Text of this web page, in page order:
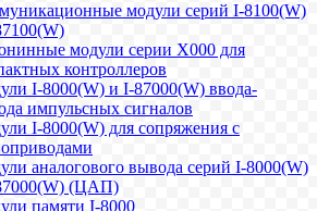
модули серий I-8100(W)
модули серии X000 для
контроллеров
I-8000(W) и I-87000(W) ввода-
импульсных сигналов
I-8000(W) для сопряжения с
аналогового вывода серий I-8000(W)
(ЦАП)
памяти I-8000